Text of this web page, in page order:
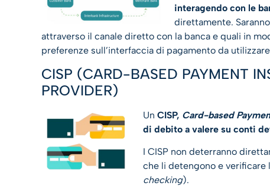
interagendo con le
direttamente.
attraverso il canale diretto con la banca e quali in
preferenze sull’interfaccia di pagamento da
CISP (CARD-BASED PAYMENT
PROVIDER)
Un CISP, Card-based
di debito a valere su conti
I CISP non deterranno
che li detengono e
checking).